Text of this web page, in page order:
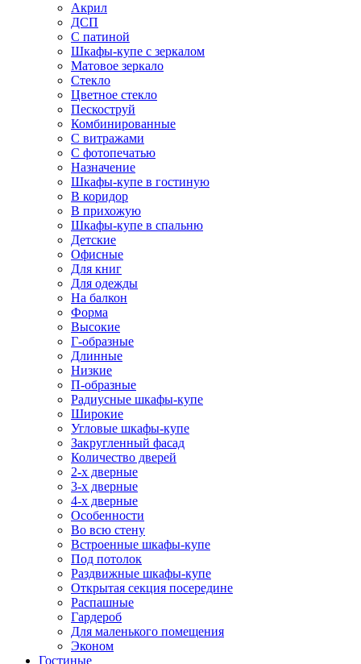
Акрил
ДСП
С патиной
Шкафы-купе с зеркалом
Матовое зеркало
Стекло
Цветное стекло
Пескоструй
Комбинированные
С витражами
С фотопечатью
Назначение
Шкафы-купе в гостиную
В коридор
В прихожую
Шкафы-купе в спальню
Детские
Офисные
Для книг
Для одежды
На балкон
Форма
Высокие
Г-образные
Длинные
Низкие
П-образные
Радиусные шкафы-купе
Широкие
Угловые шкафы-купе
Закругленный фасад
Количество дверей
2-х дверные
3-х дверные
4-х дверные
Особенности
Во всю стену
Встроенные шкафы-купе
Под потолок
Раздвижные шкафы-купе
Открытая секция посередине
Распашные
Гардероб
Для маленького помещения
Эконом
Гостиные